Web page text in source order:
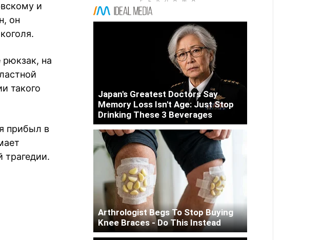
и
он
на
такого
прибыл в